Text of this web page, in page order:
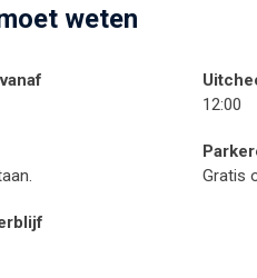
weten
12:00
Gratis